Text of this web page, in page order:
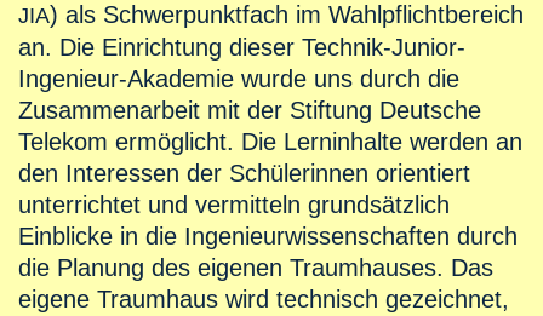
JIA) als Schwerpunktfach im Wahlpflichtbereich
an. Die Einrichtung dieser Technik-Junior-
Ingenieur-Akademie wurde uns durch die
Zusammenarbeit mit der Stiftung Deutsche
Telekom ermöglicht. Die Lerninhalte werden an
den Interessen der Schülerinnen orientiert
unterrichtet und vermitteln grundsätzlich
Einblicke in die Ingenieurwissenschaften durch
die Planung des eigenen Traumhauses. Das
eigene Traumhaus wird technisch gezeichnet,